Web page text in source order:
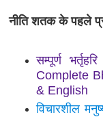
नीति शतक के पहले
सम्पूर्ण
Complete
& English
विचारशील